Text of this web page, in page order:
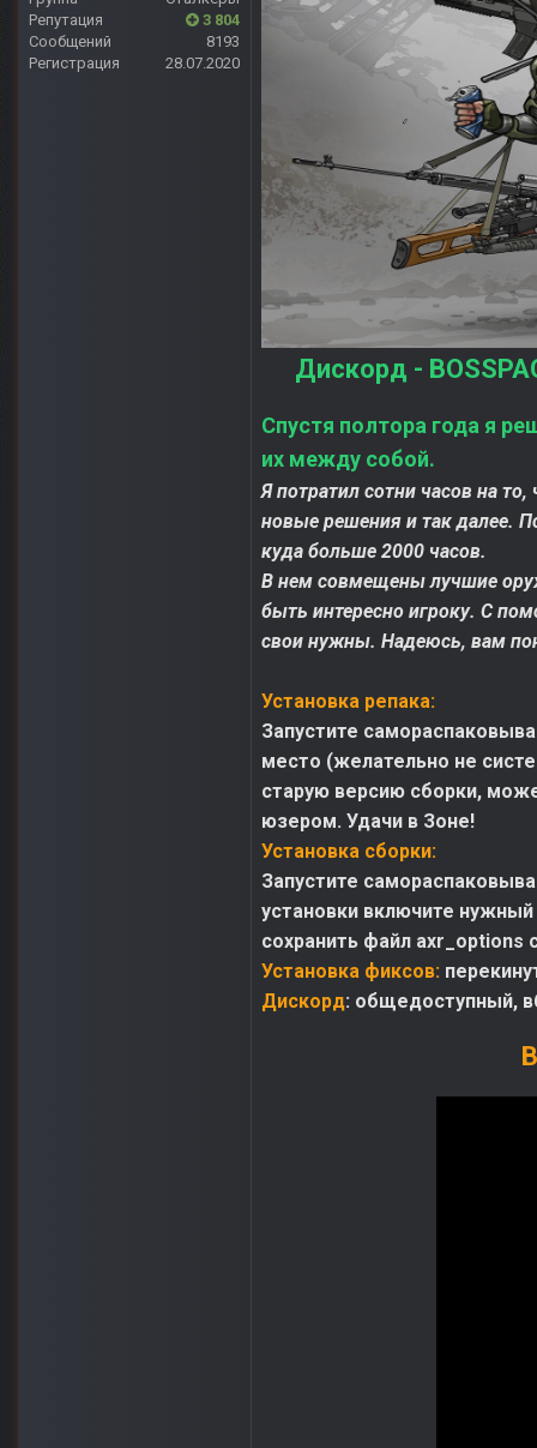
Репутация
3 804
Сообщений
8193
Регистрация
28.07.2020
Дискорд -
Спустя полтора года я
их между собой.
Я потратил сотни часов на
новые решения и так далее.
куда больше 2000 часов.
В нем совмещены лучшие
быть интересно игроку. С
свои нужны. Надеюсь, вам
Установка репака:
Запустите
место (желательно не
старую версию сборки,
юзером. Удачи в Зоне!
Установка сборки:
Запустите
установки включите
сохранить файл axr_options
Установка фиксов:
Дискорд: общедоступный,